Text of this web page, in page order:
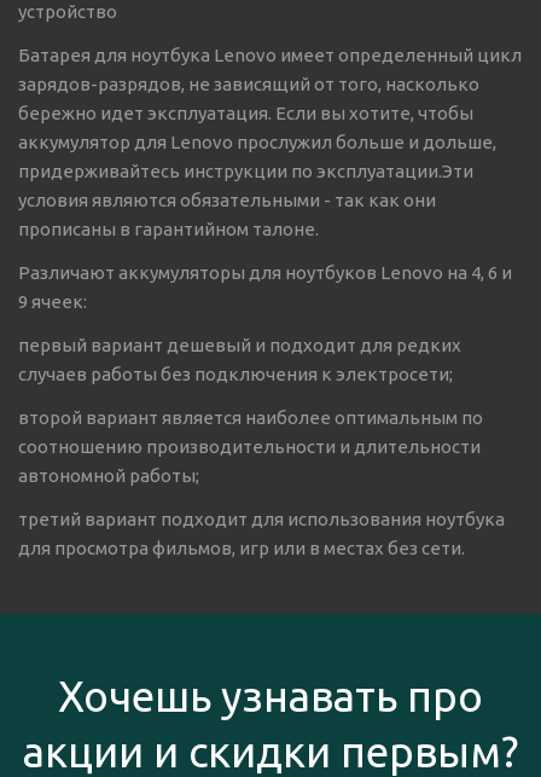
устройство
Батарея для ноутбука Lenovo имеет определенный цикл
зарядов-разрядов, не зависящий от того, насколько
бережно идет эксплуатация. Если вы хотите, чтобы
аккумулятор для Lenovo прослужил больше и дольше,
придерживайтесь инструкции по эксплуатации.Эти
условия являются обязательными - так как они
прописаны в гарантийном талоне.
Различают аккумуляторы для ноутбуков Lenovo на 4, 6 и
9 ячеек:
первый вариант дешевый и подходит для редких
случаев работы без подключения к электросети;
второй вариант является наиболее оптимальным по
соотношению производительности и длительности
автономной работы;
третий вариант подходит для использования ноутбука
для просмотра фильмов, игр или в местах без сети.
Хочешь узнавать про
акции и скидки первым?